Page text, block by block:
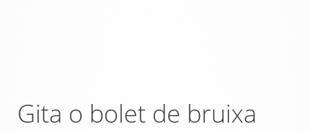
Gita o bolet de bruixa